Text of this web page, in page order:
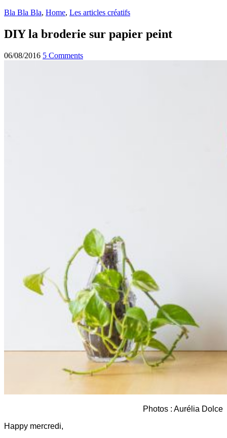
Bla Bla Bla, Home, Les articles créatifs
DIY la broderie sur papier peint
06/08/2016 5 Comments
Photos : Aurélia Dolce
Happy mercredi,